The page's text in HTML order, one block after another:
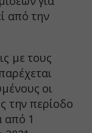
από την
με τους
οι
την περίοδο
από 1